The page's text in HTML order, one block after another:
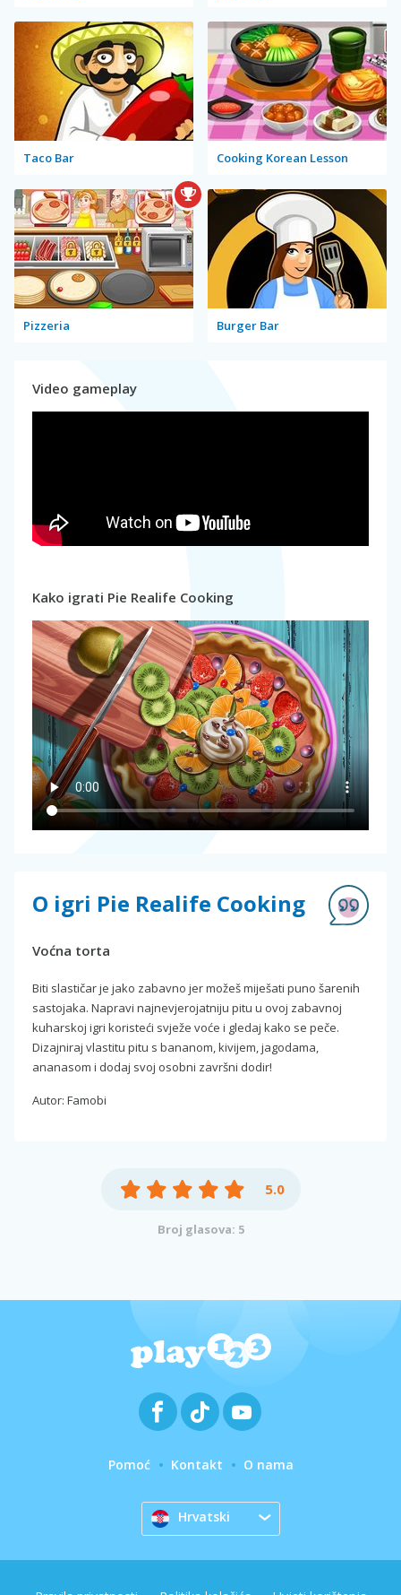
Taco Bar Cooking Korean Lesson
Pizzeria Burger Bar
Video gameplay
Kako igrati Pie Realife Cooking
O igri Pie Realife Cooking
Voćna torta
Biti slastičar je jako zabavno jer možeš miješati puno šarenih
sastojaka. Napravi najnevjerojatniju pitu u ovoj zabavnoj
kuharskoj igri koristeći svježe voće i gledaj kako se peče.
Dizajniraj vlastitu pitu s bananom, kivijem, jagodama,
ananasom i dodaj svoj osobni završni dodir!
Autor: Famobi
5.0
Broj glasova: 5
Pomoć Kontakt O nama
Hrvatski